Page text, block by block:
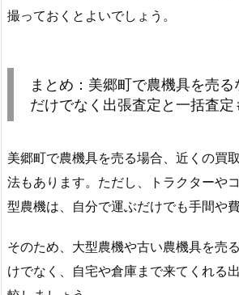
撮っておくとよいでしょう。
まとめ：美郷町で農機具を売
だけでなく出張査定と一括査定
美郷町で農機具を売る場合、近くの買
法もあります。ただし、トラクターや
型農機は、自分で運ぶだけでも手間や
そのため、大型農機や古い農機具を売
けでなく、自宅や倉庫まで来てくれる